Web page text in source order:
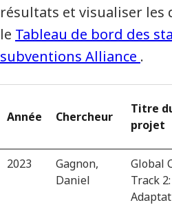
résultats et visualiser les
le Tableau de bord des
subventions Alliance .
Année Chercheur
Titre
projet
2023
Gagnon,
Daniel
Global
Track